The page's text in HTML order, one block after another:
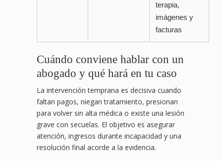
terapia,
imágenes y
facturas
Cuándo conviene hablar con un
abogado y qué hará en tu caso
La intervención temprana es decisiva cuando
faltan pagos, niegan tratamiento, presionan
para volver sin alta médica o existe una lesión
grave con secuelas. El objetivo es asegurar
atención, ingresos durante incapacidad y una
resolución final acorde a la evidencia.